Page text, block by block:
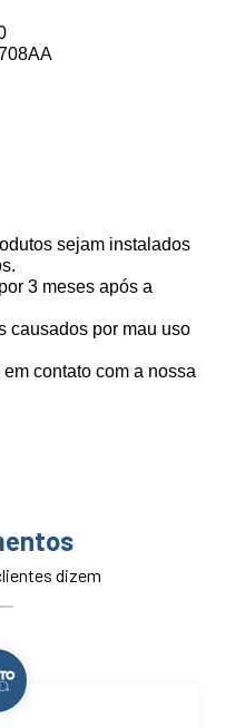
sejam instalados
3 meses após a
causados por mau uso
contato com a nossa
dizem